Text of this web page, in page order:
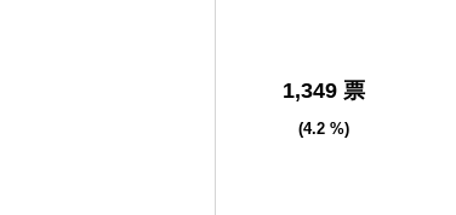
1,349 票
(4.2 %)